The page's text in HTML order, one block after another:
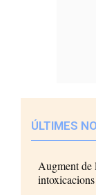
ÚLTIMES
Augment de